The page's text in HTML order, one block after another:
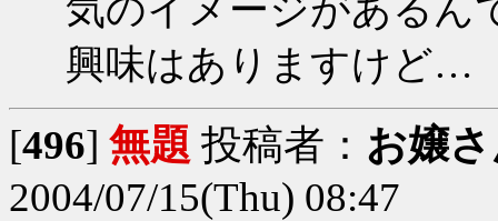
気のイメージがあるん
興味はありますけど…
[496] 無題 投稿者： お嬢
2004/07/15(Thu) 08:47